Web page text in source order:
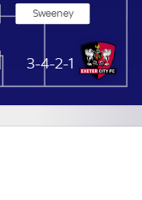
Exeter City
3-4-2-1
Sweeney